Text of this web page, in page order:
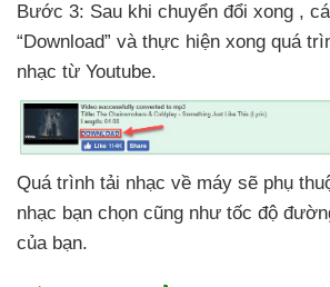
Bước 3: Sau khi chuyển đổi xong ,
“Download” và thực hiện xong quá
nhạc từ Youtube.
Quá trình tải nhạc về máy sẽ phụ
nhạc bạn chọn cũng như tốc độ
của bạn.